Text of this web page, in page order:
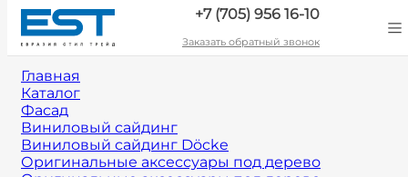
+7 (705) 956 16-10
Заказать обратный звонок
Главная
Каталог
Фасад
Виниловый сайдинг
Виниловый сайдинг Döcke
Оригинальные аксессуары под дерево